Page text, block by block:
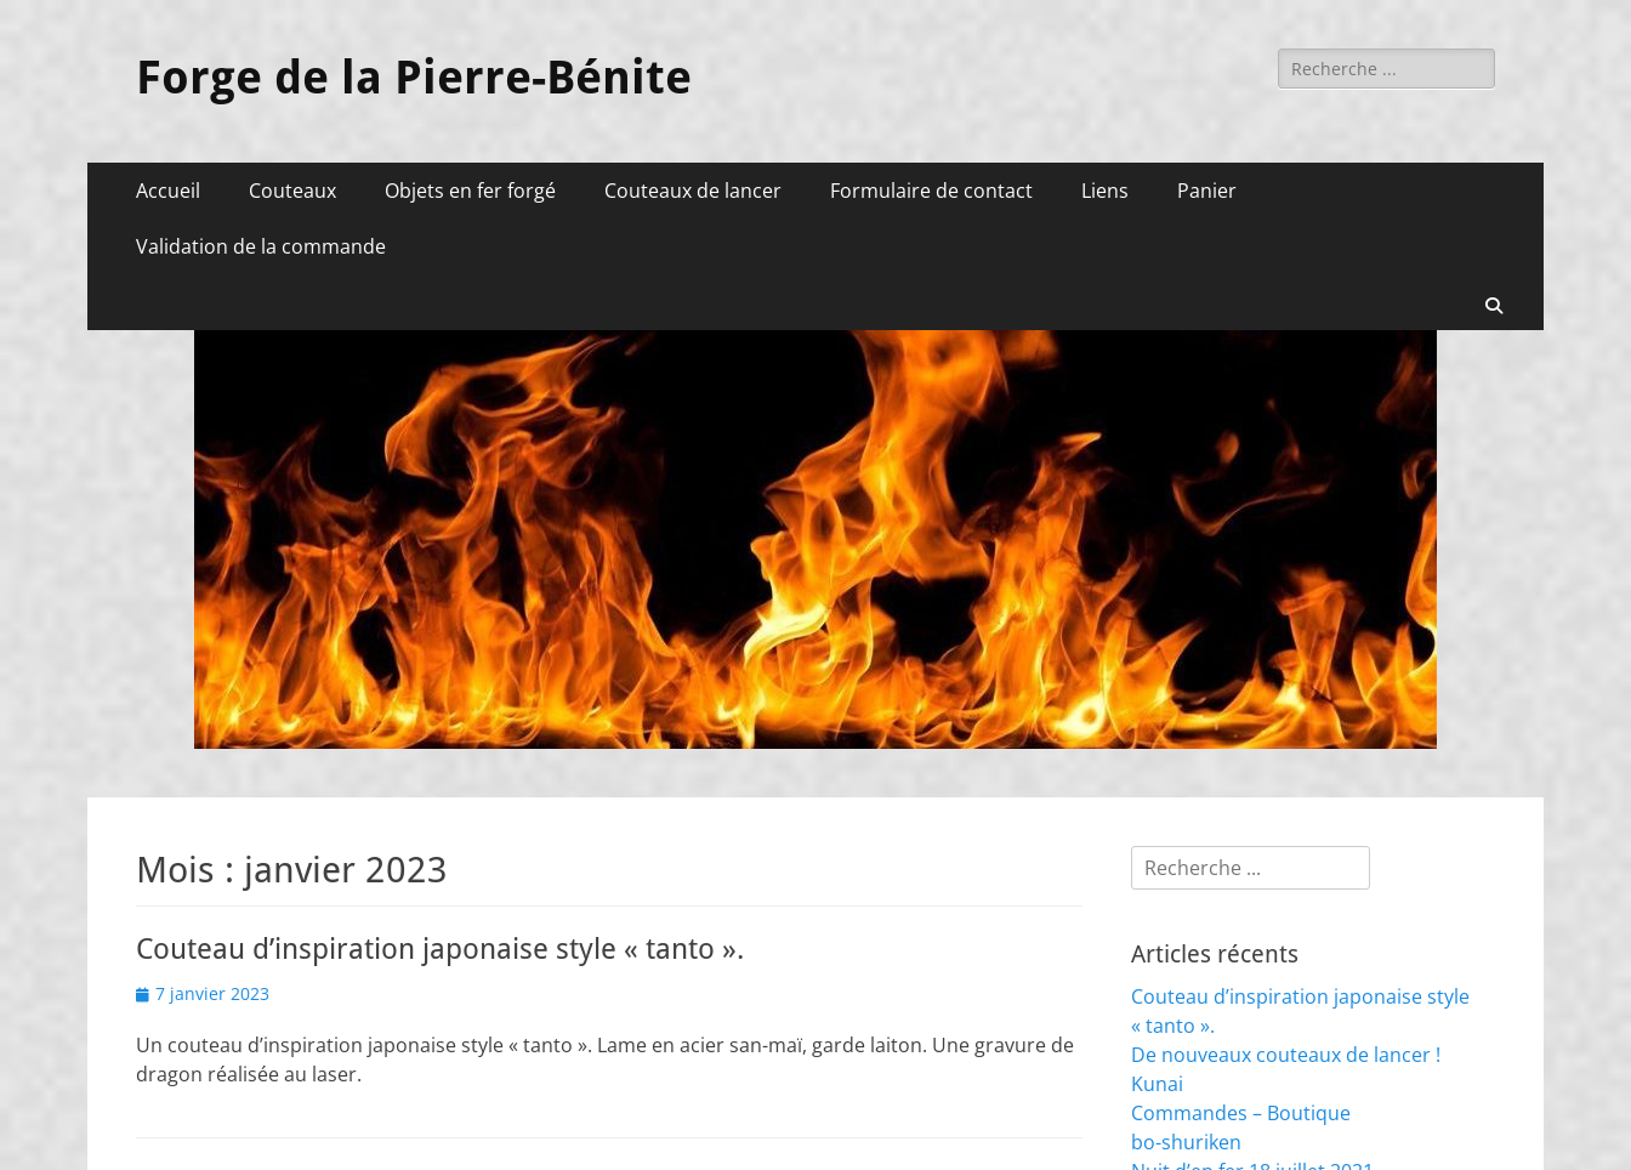
Forge de la Pierre-Bénite Rechercher :
Menu
contenu
Accueil Couteaux Objets en fer forgé Couteaux de lancer Formulaire de contact Liens Panier
Validation de la commande
Mois : janvier 2023
Couteau d’inspiration japonaise style « tanto ».
Posted
7 janvier 2023
Un couteau d’inspiration japonaise style « tanto ». Lame en acier san-maï, garde laiton. Une gravure de
dragon réalisée au laser.
Rechercher :
Articles récents
Couteau d’inspiration japonaise style
« tanto ».
De nouveaux couteaux de lancer !
Kunai
Commandes – Boutique
bo-shuriken